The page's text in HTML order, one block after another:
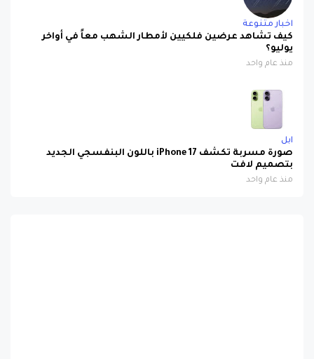
اخبار متنوعة
كيف تشاهد عرضين فلكيين لأمطار الشهب معاً في أواخر
يوليو؟
منذ عام واحد
ابل
صورة مسربة تكشف iPhone 17 باللون البنفسجي الجديد
بتصميم لافت
منذ عام واحد